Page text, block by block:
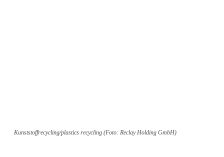
Kunststoffrecycling/plastics recycling (Foto: Reclay Holding GmbH)